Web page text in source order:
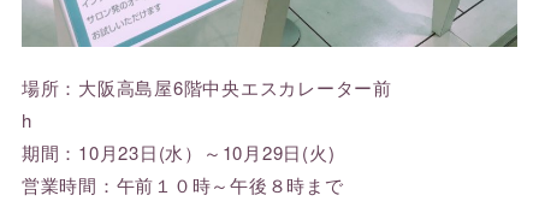
場所：大阪高島屋6階中央エスカレーター前
h
期間：10月23日(水）～10月29日(火)
営業時間：午前１０時～午後８時まで